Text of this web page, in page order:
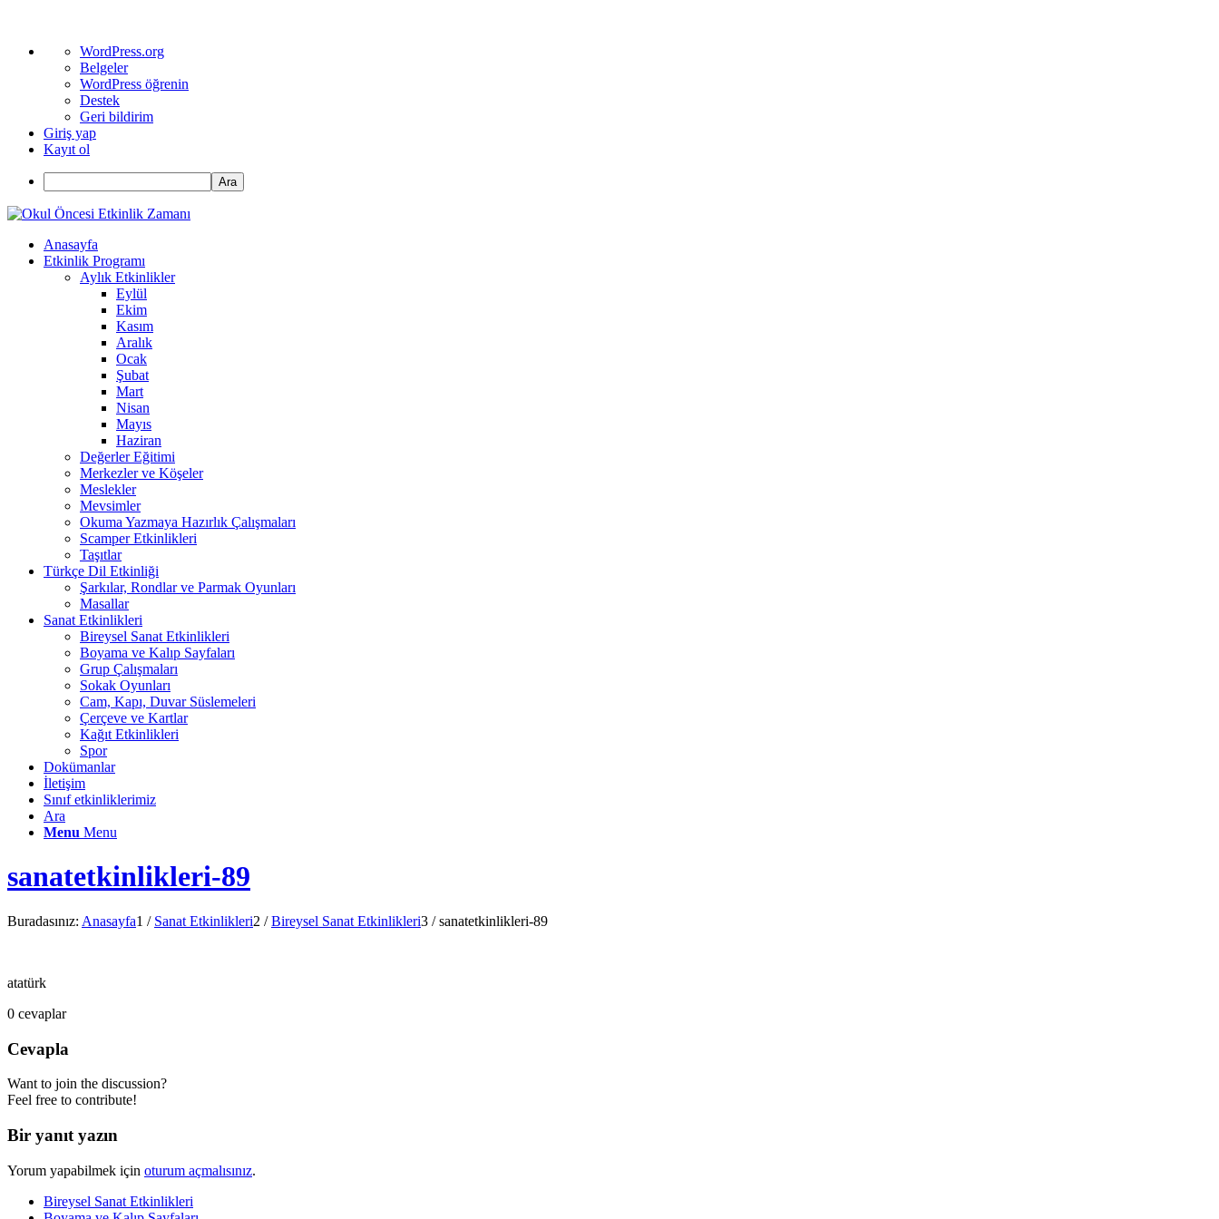
WordPress
hakkında
WordPress.org
Belgeler
WordPress öğrenin
Destek
Geri bildirim
Giriş yap
Kayıt ol
Ara
Anasayfa
Etkinlik Programı
Aylık Etkinlikler
Eylül
Ekim
Kasım
Aralık
Ocak
Şubat
Mart
Nisan
Mayıs
Haziran
Değerler Eğitimi
Merkezler ve Köşeler
Meslekler
Mevsimler
Okuma Yazmaya Hazırlık Çalışmaları
Scamper Etkinlikleri
Taşıtlar
Türkçe Dil Etkinliği
Şarkılar, Rondlar ve Parmak Oyunları
Masallar
Sanat Etkinlikleri
Bireysel Sanat Etkinlikleri
Boyama ve Kalıp Sayfaları
Grup Çalışmaları
Sokak Oyunları
Cam, Kapı, Duvar Süslemeleri
Çerçeve ve Kartlar
Kağıt Etkinlikleri
Spor
Dokümanlar
İletişim
Sınıf etkinliklerimiz
Ara
Menu Menu
sanatetkinlikleri-89
Buradasınız: Anasayfa1 / Sanat Etkinlikleri2 / Bireysel Sanat Etkinlikleri3 / sanatetkinlikleri-89
atatürk
0 cevaplar
Cevapla
Want to join the discussion?
Feel free to contribute!
Bir yanıt yazın
Yorum yapabilmek için oturum açmalısınız.
Bireysel Sanat Etkinlikleri